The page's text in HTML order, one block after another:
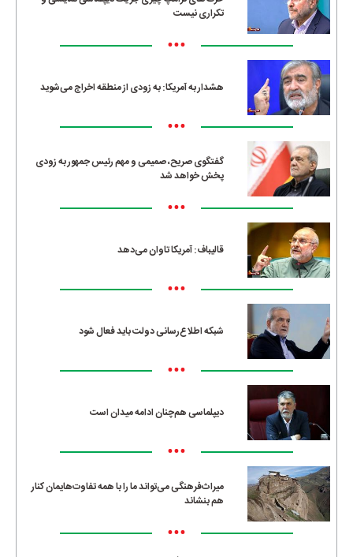
تکراری نیست
•••
هشدار به آمریکا: به زودی از منطقه اخراج می‌شوید
•••
گفتگوی صریح، صمیمی و مهم رئیس جمهور به زودی
پخش خواهد شد
•••
قالیباف: آمریکا تاوان می‌دهد
•••
شبکه اطلاع‌رسانی دولت باید فعال شود
•••
دیپلماسی هم‌چنان ادامه میدان است
•••
میراث‌فرهنگی می‌تواند ما را با همه تفاوت‌هایمان کنار
هم بنشاند
•••